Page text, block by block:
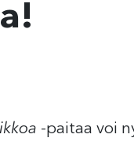
-paitaa voi